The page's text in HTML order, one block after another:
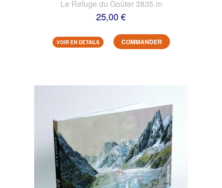
Le Refuge du Goûter 3835 m
25,00 €
VOIR EN DETAILS COMMANDER